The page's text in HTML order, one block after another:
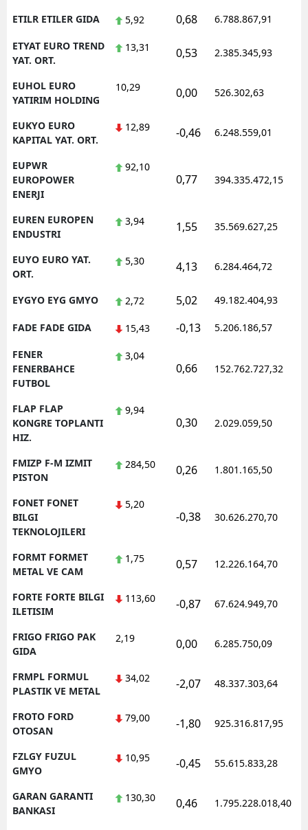
ETILR ETILER GIDA 5,92 0,68 6.788.867,91
ETYAT EURO TREND
YAT. ORT.
13,31 0,53 2.385.345,93
EUHOL EURO
YATIRIM HOLDING
10,29 0,00 526.302,63
EUKYO EURO
KAPITAL YAT. ORT.
12,89 -0,46 6.248.559,01
EUPWR
EUROPOWER
ENERJI
92,10
0,77 394.335.472,15
EUREN EUROPEN
ENDUSTRI
3,94 1,55 35.569.627,25
EUYO EURO YAT.
ORT.
5,30 4,13 6.284.464,72
EYGYO EYG GMYO 2,72 5,02 49.182.404,93
FADE FADE GIDA 15,43 -0,13 5.206.186,57
FENER
FENERBAHCE
FUTBOL
3,04
0,66 152.762.727,32
FLAP FLAP
KONGRE TOPLANTI
HIZ.
9,94
0,30 2.029.059,50
FMIZP F-M IZMIT
PISTON
284,50 0,26 1.801.165,50
FONET FONET
BILGI
TEKNOLOJILERI
5,20
-0,38 30.626.270,70
FORMT FORMET
METAL VE CAM
1,75 0,57 12.226.164,70
FORTE FORTE BILGI
ILETISIM
113,60 -0,87 67.624.949,70
FRIGO FRIGO PAK
GIDA
2,19 0,00 6.285.750,09
FRMPL FORMUL
PLASTIK VE METAL
34,02 -2,07 48.337.303,64
FROTO FORD
OTOSAN
79,00 -1,80 925.316.817,95
FZLGY FUZUL
GMYO
10,95 -0,45 55.615.833,28
GARAN GARANTI
BANKASI
130,30 0,46 1.795.228.018,40